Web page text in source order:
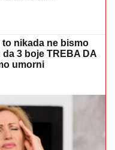
nikada ne bismo
3 boje TREBA DA
umorni